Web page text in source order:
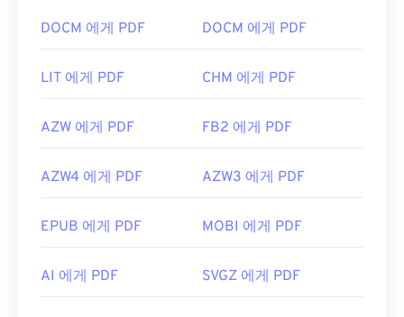
DOCM 에게 PDF DOCM 에게 PDF
LIT 에게 PDF CHM 에게 PDF
AZW 에게 PDF FB2 에게 PDF
AZW4 에게 PDF AZW3 에게 PDF
EPUB 에게 PDF MOBI 에게 PDF
AI 에게 PDF SVGZ 에게 PDF